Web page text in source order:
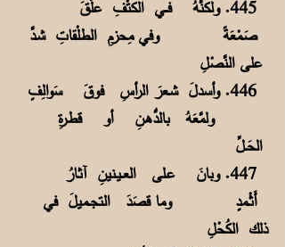
445. ولكنَّهُ فـــي الكتْفِ علَّقَ
صَـمْعَةً وفي مِحزمِ الطلْقاتِ شـدَّ
على النَّصْلِ
446. وأسدلَ شـعرَ الرأسِ فوقَ سَوالِفٍ
ولمَّعَهُ بالدُّهـنِ أو قطـرةِ
الحَــلِّ
447. وبانَ عـلى العــيـنينِ آثـارُ
أَثْــمدٍ وما قصَدَ التجــميلَ في
ذلك الكُحْلِ